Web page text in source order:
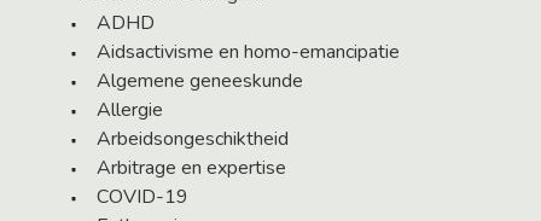
ADHD
Aidsactivisme en homo-emancipatie
Algemene geneeskunde
Allergie
Arbeidsongeschiktheid
Arbitrage en expertise
COVID-19